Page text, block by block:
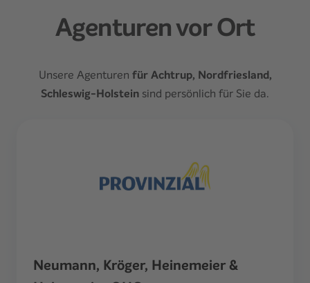
Agenturen vor Ort
Unsere Agenturen für Achtrup, Nordfriesland,
Schleswig-Holstein sind persönlich für Sie da.
Neumann, Kröger, Heinemeier &